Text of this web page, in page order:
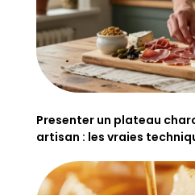
Presenter un plateau
artisan : les vraies